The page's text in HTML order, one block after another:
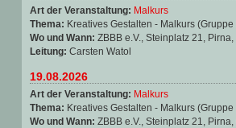
Art der Veranstaltung: Malkurs
Thema: Kreatives Gestalten - Malkurs (Gruppe
Wo und Wann: ZBBB e.V., Steinplatz 21,
Leitung: Carsten Watol
19.08.2026
Art der Veranstaltung: Malkurs
Thema: Kreatives Gestalten - Malkurs (Gruppe
Wo und Wann: ZBBB e.V., Steinplatz 21,